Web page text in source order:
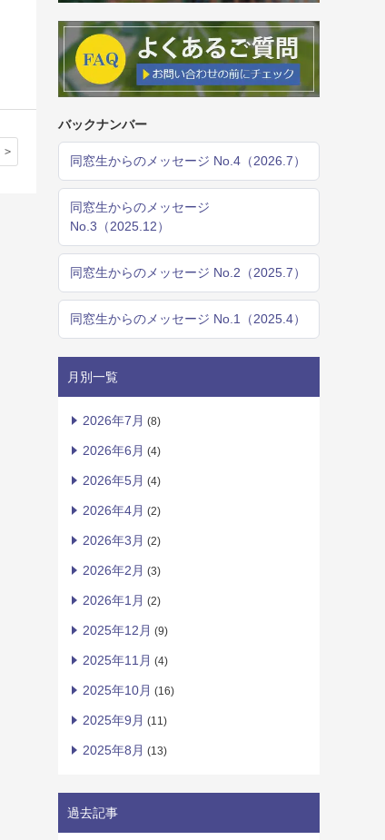
バックナンバー
同窓生からのメッセージ No.4（2026.7）
同窓生からのメッセージ
No.3（2025.12）
同窓生からのメッセージ No.2（2025.7）
同窓生からのメッセージ No.1（2025.4）
月別一覧
2026年7月 (8)
2026年6月 (4)
2026年5月 (4)
2026年4月 (2)
2026年3月 (2)
2026年2月 (3)
2026年1月 (2)
2025年12月 (9)
2025年11月 (4)
2025年10月 (16)
2025年9月 (11)
2025年8月 (13)
過去記事